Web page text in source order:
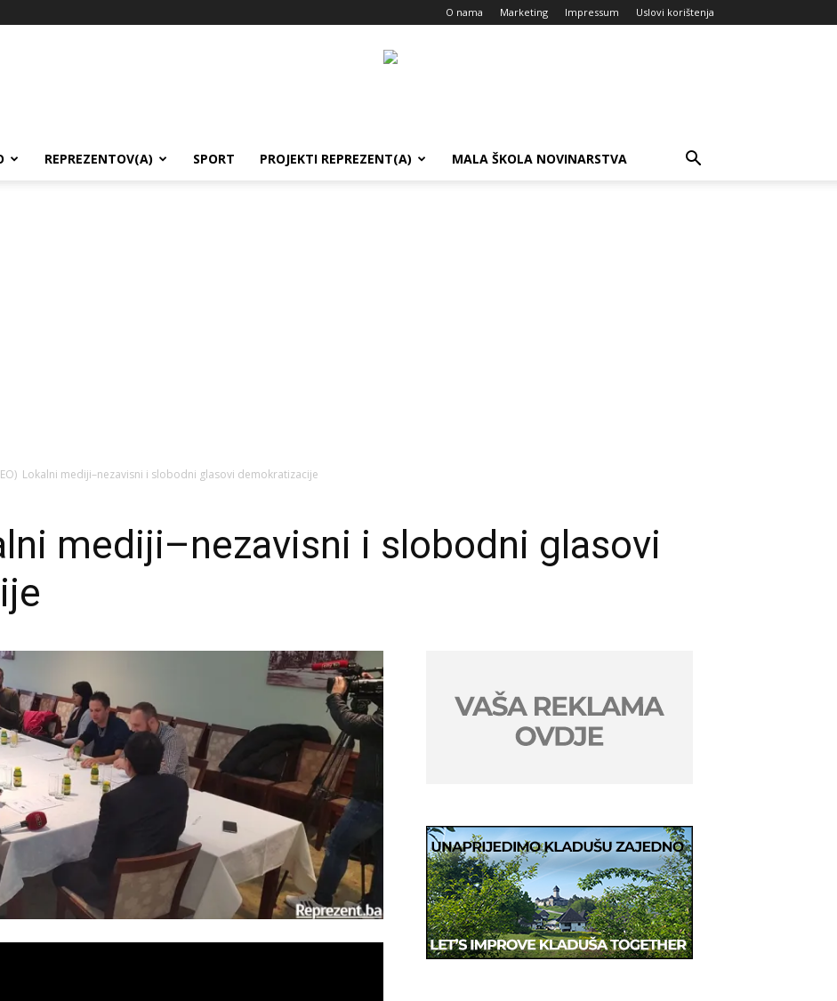
O nama Marketing Impressum Uslovi korištenja
REPREZENTOV(A) SPORT PROJEKTI REPREZENT(A) MALA ŠKOLA NOVINARSTVA
Lokalni mediji–nezavisni i slobodni glasovi demokratizacije
mediji–nezavisni i slobodni glasovi